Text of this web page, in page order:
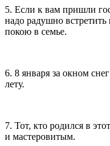
5. Если к вам пришли
надо радушно встретить
покою в семье.
6. 8 января за окном
лету.
7. Тот, кто родился в
и мастеровитым.